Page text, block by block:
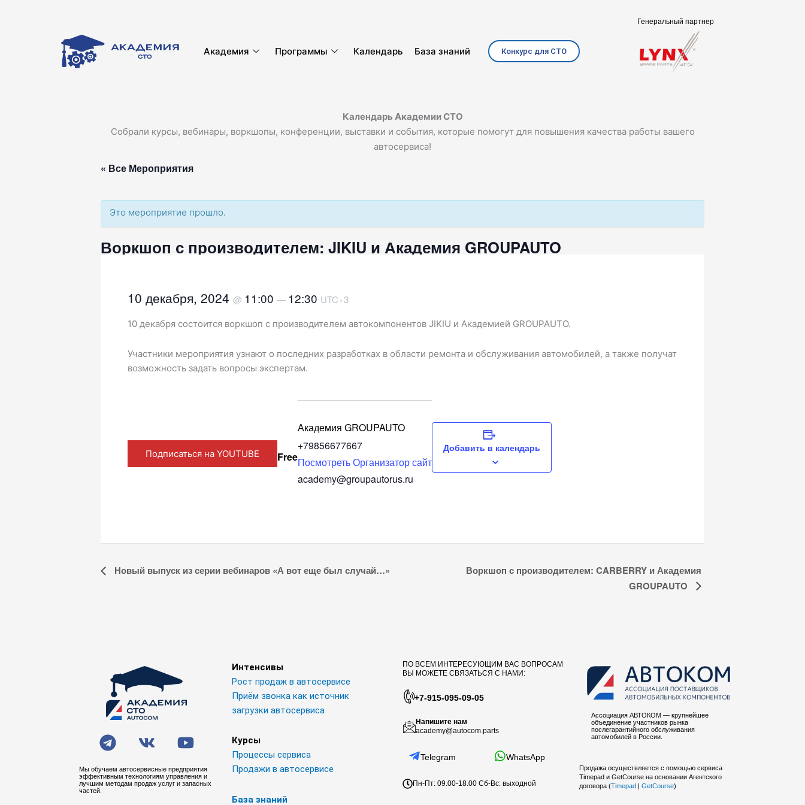
Академия
Программы Календарь База знаний Конкурс для СТО
Генеральный партнер
Календарь Академии СТО
Собрали курсы, вебинары, воркшопы, конференции, выставки и события, которые помогут для повышения качества работы вашего
автосервиса!
« Все Мероприятия
Это мероприятие прошло.
Воркшоп с производителем: JIKIU и Академия GROUPAUTO
10 декабря, 2024 @ 11:00 — 12:30 UTC+3
10 декабря состоится воркшоп с производителем автокомпонентов JIKIU и Академией GROUPAUTO.
Участники мероприятия узнают о последних разработках в области ремонта и обслуживания автомобилей, а также получат
возможность задать вопросы экспертам.
Подписаться на YOUTUBE Free
Академия GROUPAUTO
+79856677667
Посмотреть Организатор сайт
academy@groupautorus.ru
Добавить в календарь
Навигация
Новый выпуск из серии вебинаров «А вот еще был случай…»
Воркшоп с производителем: CARBERRY и Академия
GROUPAUTO
T
e
l
e
V
k
Y
o
u
t
Мы обучаем автосервисные предприятия
эффективным технологиям управления и
лучшим методам продаж услуг и запасных
частей.
Интенсивы
Рост продаж в автосервисе
Приём звонка как источник
загрузки автосервиса
Курсы
Процессы сервиса
Продажи в автосервисе
База знаний
ПО ВСЕМ ИНТЕРЕСУЮЩИМ ВАС ВОПРОСАМ
ВЫ МОЖЕТЕ СВЯЗАТЬСЯ С НАМИ:
+7-915-095-09-05
Напишите нам
academy@autocom.parts
Telegram WhatsApp
Пн-Пт: 09.00-18.00 Сб-Вс: выходной
Ассоциация АВТОКОМ — крупнейшее
объединение участников рынка
послегарантийного обслуживания
автомобилей в России.
Продажа осуществляется с помощью сервиса
Timepad и GetCourse на основании Агентского
договора (Timepad | GetCourse)